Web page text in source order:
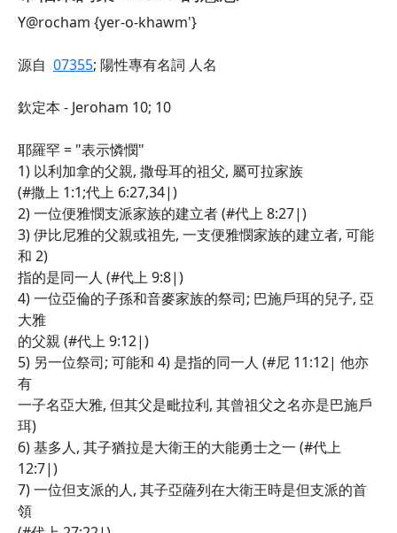
Y@rocham {yer-o-khawm'}
源自 07355; 陽性專有名詞 人名
欽定本 - Jeroham 10; 10
耶羅罕 = "表示憐憫"
1) 以利加拿的父親, 撒母耳的祖父, 屬可拉家族
(#撒上 1:1;代上 6:27,34|)
2) 一位便雅憫支派家族的建立者 (#代上 8:27|)
3) 伊比尼雅的父親或祖先, 一支便雅憫家族的建立者, 可能
和 2)
指的是同一人 (#代上 9:8|)
4) 一位亞倫的子孫和音麥家族的祭司; 巴施戶珥的兒子, 亞
大雅
的父親 (#代上 9:12|)
5) 另一位祭司; 可能和 4) 是指的同一人 (#尼 11:12| 他亦
有
一子名亞大雅, 但其父是毗拉利, 其曾祖父之名亦是巴施戶
珥)
6) 基多人, 其子猶拉是大衛王的大能勇士之一 (#代上
12:7|)
7) 一位但支派的人, 其子亞薩列在大衛王時是但支派的首
領